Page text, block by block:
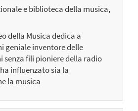
e biblioteca della musica,
della Musica dedica a
geniale inventore delle
senza fili pioniere della radio
influenzato sia la
la musica